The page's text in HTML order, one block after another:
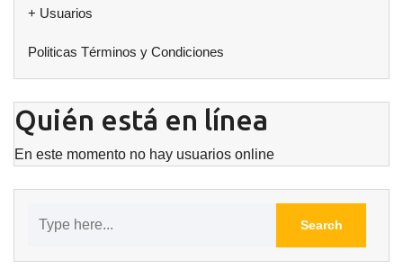
+ Usuarios
Politicas Términos y Condiciones
Quién está en línea
En este momento no hay usuarios online